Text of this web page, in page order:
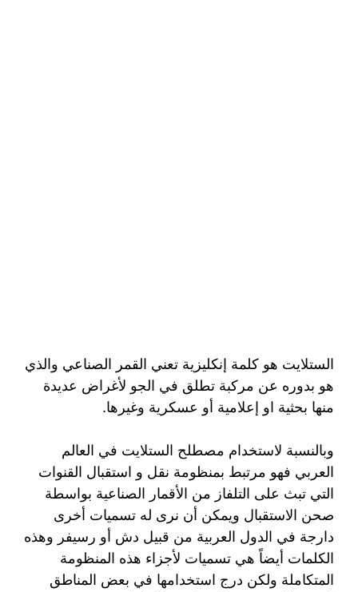
الستلايت هو كلمة إنكليزية تعني القمر الصناعي والذي
هو بدوره عن مركبة تطلق في الجو لأغراض عديدة
منها بحثية او إعلامية أو عسكرية وغيرها.
وبالنسبة لاستخدام مصطلح الستلايت في العالم
العربي فهو مرتبط بمنظومة نقل و استقبال القنوات
التي تبث على التلفاز من الأقمار الصناعية بواسطة
صحن الاستقبال ويمكن أن نرى له تسميات أخرى
دارجة في الدول العربية من قبيل دش أو رسيفر وهذه
الكلمات أيضاً هي تسميات لأجزاء هذه المنظومة
المتكاملة ولكن درج استخدامها في بعض المناطق